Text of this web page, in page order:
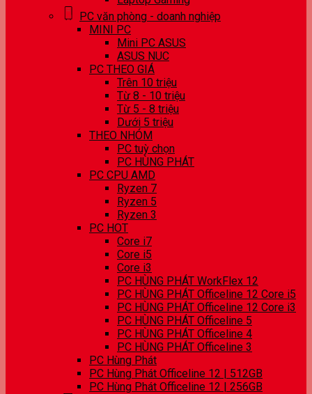
PC văn phòng - doanh nghiệp
MINI PC
Mini PC ASUS
ASUS NUC
PC THEO GIÁ
Trên 10 triệu
Từ 8 - 10 triệu
Từ 5 - 8 triệu
Dưới 5 triệu
THEO NHÓM
PC tuỳ chọn
PC HÙNG PHÁT
PC CPU AMD
Ryzen 7
Ryzen 5
Ryzen 3
PC HOT
Core i7
Core i5
Core i3
PC HÙNG PHÁT WorkFlex 12
PC HÙNG PHÁT Officeline 12 Core i5
PC HÙNG PHÁT Officeline 12 Core i3
PC HÙNG PHÁT Officeline 5
PC HÙNG PHÁT Officeline 4
PC HÙNG PHÁT Officeline 3
PC Hùng Phát
PC Hùng Phát Officeline 12 | 512GB
PC Hùng Phát Officeline 12 | 256GB